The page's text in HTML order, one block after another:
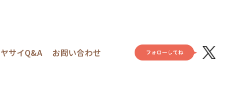
ヤサイQ&A お問い合わせ